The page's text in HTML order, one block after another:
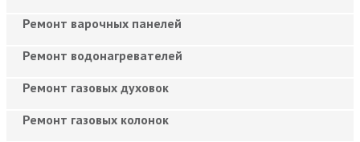
Ремонт варочных панелей
Ремонт водонагревателей
Ремонт газовых духовок
Ремонт газовых колонок